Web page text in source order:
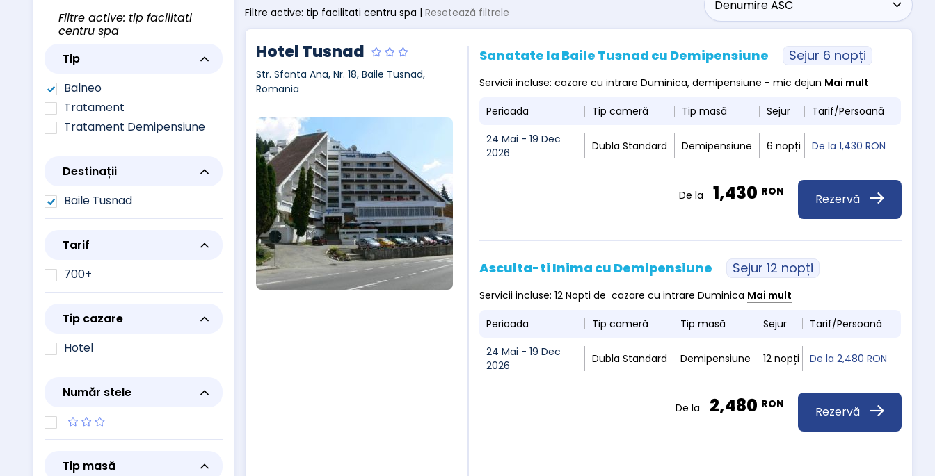
Filtre active: tip facilitati
centru spa
Tip
Balneo
Tratament
Tratament Demipensiune
Destinații
Baile Tusnad
Tarif
700+
Tip cazare
Hotel
Număr stele
Tip masă
Filtre active: tip facilitati centru spa | Resetează filtrele
Hotel Tusnad
Str. Sfanta Ana, Nr. 18, Baile Tusnad,
Romania
Sanatate la Baile Tusnad cu Demipensiune Sejur 6 nopți
Servicii incluse: cazare cu intrare Duminica, demipensiune - mic dejun Mai mult
Perioada Tip cameră Tip masă Sejur
Tarif/Persoană
24 Mai - 19 Dec
2026
Dubla Standard Demipensiune 6 nopți De la1,430 RON
Rezervă
De la 1,430 RON
Asculta-ti Inima cu Demipensiune Sejur 12 nopți
Servicii incluse: 12 Nopti de cazare cu intrare Duminica Mai mult
Perioada Tip cameră Tip masă Sejur
Tarif/Persoană
24 Mai - 19 Dec
2026
Dubla Standard Demipensiune 12 nopți De la2,480 RON
Rezervă
De la 2,480 RON